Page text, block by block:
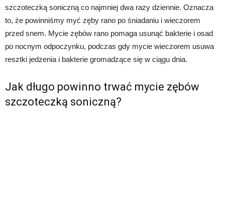
szczoteczką soniczną co najmniej dwa razy dziennie. Oznacza
to, że powinniśmy myć zęby rano po śniadaniu i wieczorem
przed snem. Mycie zębów rano pomaga usunąć bakterie i osad
po nocnym odpoczynku, podczas gdy mycie wieczorem usuwa
resztki jedzenia i bakterie gromadzące się w ciągu dnia.
Jak długo powinno trwać mycie zębów
szczoteczką soniczną?